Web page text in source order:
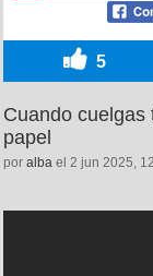
5
Cuando cuelgas
papel
por alba el 2 jun 2025,